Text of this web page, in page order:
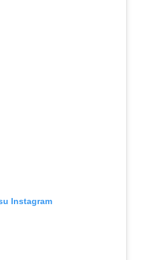
Instagram